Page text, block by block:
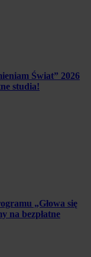
Świat” 2026
studia!
„Głowa się
na bezpłatne